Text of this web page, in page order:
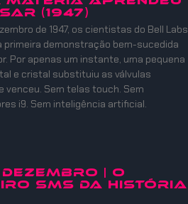
(1947)
de 1947, os cientistas do Bell Labs
primeira demonstração bem-sucedida
Por apenas um instante, uma pequena
e cristal substituiu as válvulas
venceu. Sem telas touch. Sem
i9. Sem inteligência artificial.
| O
SMS DA HISTÓRIA